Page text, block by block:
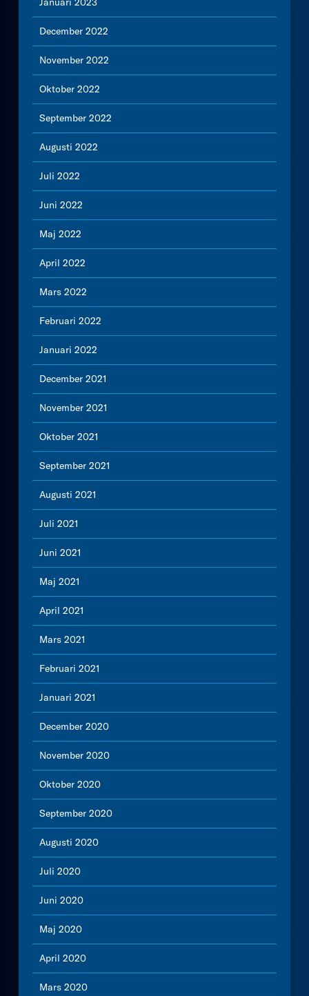
December 2022
November 2022
Oktober 2022
September 2022
Augusti 2022
Juli 2022
Juni 2022
Maj 2022
April 2022
Mars 2022
Februari 2022
Januari 2022
December 2021
November 2021
Oktober 2021
September 2021
Augusti 2021
Juli 2021
Juni 2021
Maj 2021
April 2021
Mars 2021
Februari 2021
Januari 2021
December 2020
November 2020
Oktober 2020
September 2020
Augusti 2020
Juli 2020
Juni 2020
Maj 2020
April 2020
Mars 2020